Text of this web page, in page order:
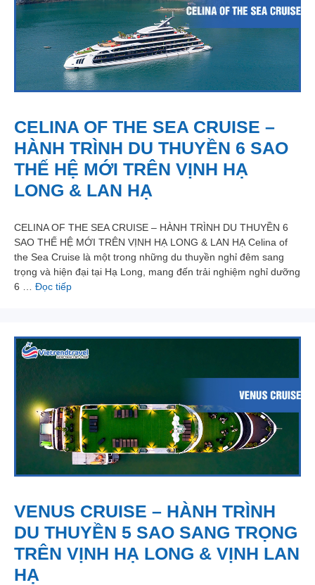
CELINA OF THE SEA CRUISE –
HÀNH TRÌNH DU THUYỀN 6 SAO
THẾ HỆ MỚI TRÊN VỊNH HẠ
LONG & LAN HẠ
CELINA OF THE SEA CRUISE – HÀNH TRÌNH DU THUYỀN 6
SAO THẾ HỆ MỚI TRÊN VỊNH HẠ LONG & LAN HẠ Celina of
the Sea Cruise là một trong những du thuyền nghỉ đêm sang
trọng và hiện đại tại Hạ Long, mang đến trải nghiệm nghỉ dưỡng
6 … Đọc tiếp
VENUS CRUISE – HÀNH TRÌNH
DU THUYỀN 5 SAO SANG TRỌNG
TRÊN VỊNH HẠ LONG & VỊNH LAN
HẠ